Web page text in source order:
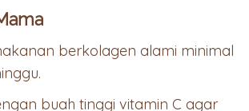
berkolagen alami minimal
buah tinggi vitamin C agar